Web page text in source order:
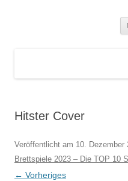
Hitster Cover
Veröffentlicht am 10. Dezember
Brettspiele 2023 – Die TOP 10
← Vorheriges